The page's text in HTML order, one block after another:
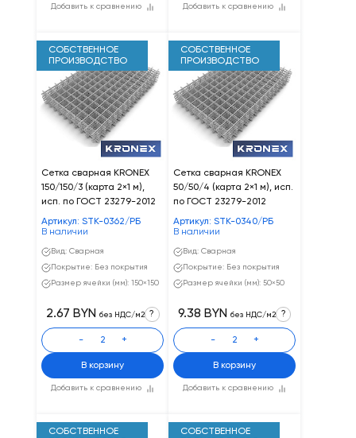
Добавить к сравнению Добавить к сравнению
СОБСТВЕННОЕ
ПРОИЗВОДСТВО
Сетка сварная KRONEX
150/150/3 (карта 2×1 м),
исп. по ГОСТ 23279-2012
Артикул: STK-0362/РБ
В наличии
Вид: Сварная
Покрытие: Без покрытия
Размер ячейки (мм): 150×150
Добавить к сравнению
2.67 BYN без НДС/м2 ?
- +
В корзину
СОБСТВЕННОЕ
ПРОИЗВОДСТВО
Сетка сварная KRONEX
50/50/4 (карта 2×1 м), исп.
по ГОСТ 23279-2012
Артикул: STK-0340/РБ
В наличии
Вид: Сварная
Покрытие: Без покрытия
Размер ячейки (мм): 50×50
Добавить к сравнению
9.38 BYN без НДС/м2 ?
- +
В корзину
СОБСТВЕННОЕ
СОБСТВЕННОЕ